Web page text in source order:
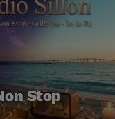
Stop